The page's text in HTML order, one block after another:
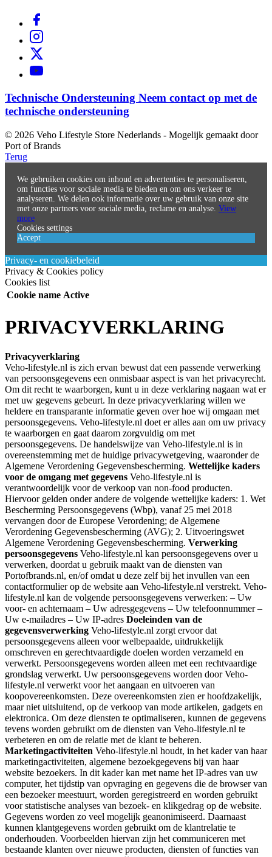
Technische Ondersteuning Neem contact op met de
technische ondersteuning
© 2026 Veho Lifestyle Store Nederlands - Mogelijk gemaakt door
Port of Brands
Terug
We gebruiken cookies om inhoud en advertenties te personaliseren,
om functies voor sociale media te bieden en om ons verkeer te
analyseren. We delen ook informatie over uw gebruik van onze site
met onze partners voor sociale media, reclame en analyse. View
more
Cookies settings
Accept
Privacy- en cookiebeleid
Privacy & Cookies policy
Cookies list
Cookie name Active
PRIVACYVERKLARING
Privacyverklaring
Veho-lifestyle.nl is zich ervan bewust dat een passende verwerking
van persoonsgegevens een onmisbaar aspect is van het privacyrecht.
Om dit recht te waarborgen, kunt u in deze verklaring nagaan wat er
met uw gegevens gebeurt. In deze privacyverklaring willen we
heldere en transparante informatie geven over hoe wij omgaan met
persoonsgegevens. Veho-lifestyle.nl doet er alles aan om uw privacy
te waarborgen en gaat daarom zorgvuldig om met
persoonsgegevens. De handelswijze van Veho-lifestyle.nl is in
overeenstemming met de huidige privacywetgeving, waaronder de
Algemene Verordening Gegevensbescherming. Wettelijke kaders
voor de omgang met gegevens Veho-lifestyle.nl is
verantwoordelijk voor de verkoop van non-food producten.
Hiervoor gelden onder andere de volgende wettelijke kaders: 1. Wet
Bescherming Persoonsgegevens (Wbp), vanaf 25 mei 2018
vervangen door de Europese Verordening; de Algemene
Verordening Gegevensbescherming (AVG); 2. Uitvoeringswet
Algemene Verordening Gegevensbescherming. Verwerking
persoonsgegevens Veho-lifestyle.nl kan persoonsgegevens over u
verwerken, doordat u gebruik maakt van de diensten van
Portofbrands.nl, en/of omdat u deze zelf bij het invullen van een
contactformulier op de website aan Veho-lifestyle.nl verstrekt. Veho-
lifestyle.nl kan de volgende persoonsgegevens verwerken: – Uw
voor- en achternaam – Uw adresgegevens – Uw telefoonnummer –
Uw e-mailadres – Uw IP-adres Doeleinden van de
gegevensverwerking Veho-lifestyle.nl zorgt ervoor dat
persoonsgegevens alleen voor welbepaalde, uitdrukkelijk
omschreven en gerechtvaardigde doelen worden verzameld en
verwerkt. Persoonsgegevens worden alleen met een rechtvaardige
grondslag verwerkt. Uw persoonsgegevens worden door Veho-
lifestyle.nl verwerkt voor het aangaan en uitvoeren van
koopovereenkomsten. Deze overeenkomsten zien er hoofdzakelijk,
maar niet uitsluitend, op de verkoop van mode artikelen, gadgets en
elektronica. Om deze diensten te optimaliseren, kunnen de gegevens
tevens worden gebruikt om de diensten van Veho-lifestyle.nl te
verbeteren en om de relatie met de klant te beheren.
Marketingactiviteiten Veho-lifestyle.nl houdt, in het kader van haar
marketingactiviteiten, algemene bezoekgegevens bij van haar
website bezoekers. In dit kader kan met name het IP-adres van uw
computer, het tijdstip van opvraging en gegevens die de browser van
een bezoeker meestuurt, worden geregistreerd en worden gebruikt
voor statistische analyses van bezoek- en klikgedrag op de website.
Gegevens worden zo veel mogelijk geanonimiseerd. Daarnaast
kunnen klantgegevens worden gebruikt om de klantrelatie te
onderhouden. Voorbeelden hiervan zijn het communiceren met
bestaande klanten over nieuwe producten, diensten of functies van